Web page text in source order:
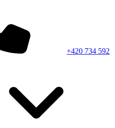
+420 734 592